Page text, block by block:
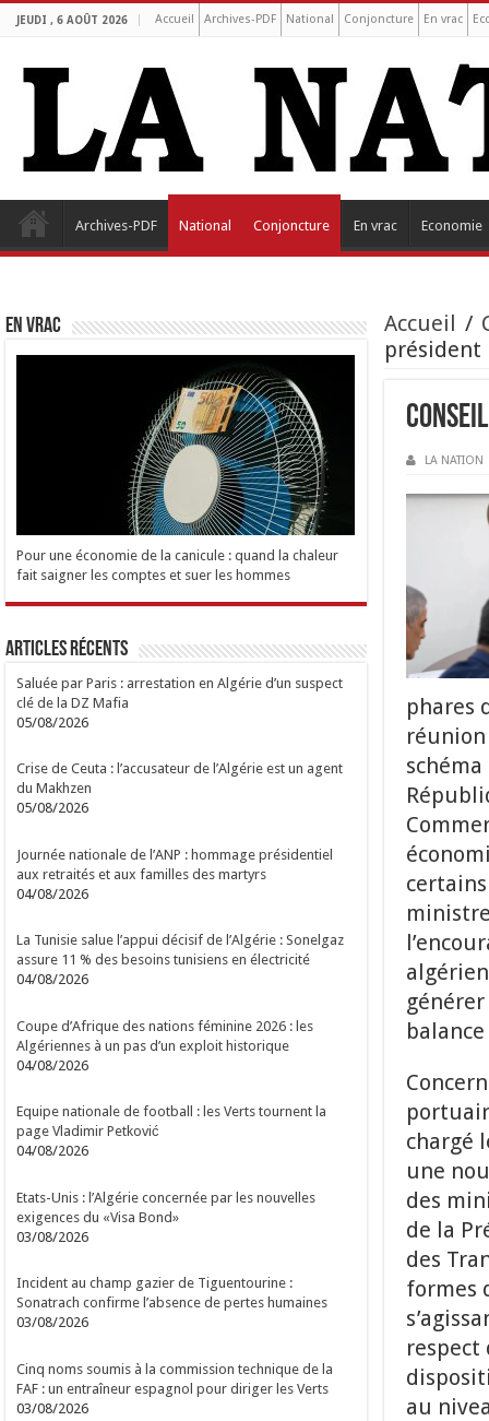
JEUDI , 6 AOÛT 2026 Accueil Archives-PDF National Conjoncture En vrac
Archives-PDF National Conjoncture En vrac Economie
Accueil /
président
LA NATION
phares
chargé
une
des
de la
des
formes
respect
au
EN VRAC
Pour une économie de la canicule : quand la chaleur
fait saigner les comptes et suer les hommes
Articles Récents
Saluée par Paris : arrestation en Algérie d’un suspect
clé de la DZ Mafia
05/08/2026
Crise de Ceuta : l’accusateur de l’Algérie est un agent
du Makhzen
05/08/2026
Journée nationale de l’ANP : hommage présidentiel
aux retraités et aux familles des martyrs
04/08/2026
La Tunisie salue l’appui décisif de l’Algérie : Sonelgaz
assure 11 % des besoins tunisiens en électricité
04/08/2026
Coupe d’Afrique des nations féminine 2026 : les
Algériennes à un pas d’un exploit historique
04/08/2026
Equipe nationale de football : les Verts tournent la
page Vladimir Petković
04/08/2026
Etats-Unis : l’Algérie concernée par les nouvelles
exigences du «Visa Bond»
03/08/2026
Incident au champ gazier de Tiguentourine :
Sonatrach confirme l’absence de pertes humaines
03/08/2026
Cinq noms soumis à la commission technique de la
FAF : un entraîneur espagnol pour diriger les Verts
03/08/2026